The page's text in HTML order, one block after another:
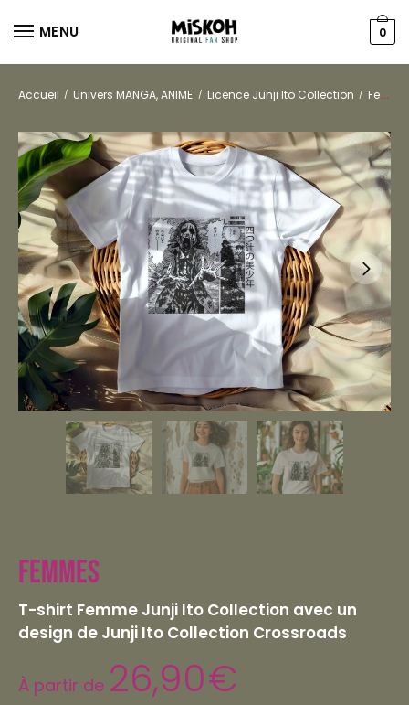
MENU 0
Accueil / Univers MANGA, ANIME / Licence Junji Ito Collection / Femmes
Femmes
T-shirt Femme Junji Ito Collection avec un
design de Junji Ito Collection Crossroads
À partir de 26,90€